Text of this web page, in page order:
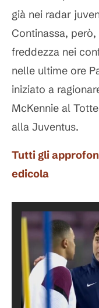
già nei radar
Continassa,
freddezza nei
nelle ultime ore
iniziato a
McKennie al
alla Juventus.
Tutti gli
edicola